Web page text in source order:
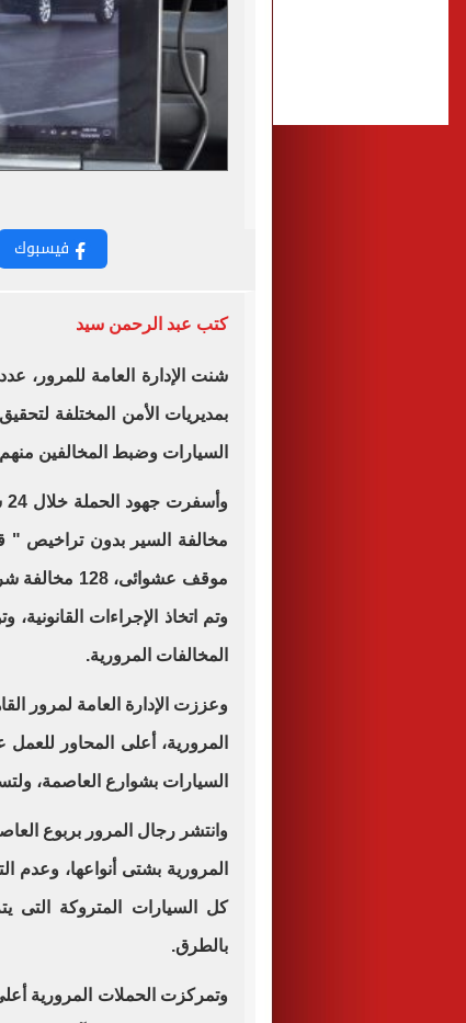
فيسبوك
كتب عبد الرحمن سيد
شنت الإدارة العامة للمرور،
بمديريات الأمن المختلفة
السيارات وضبط المخالفين
موقف
وتم اتخاذ الإجراءات
المخالفات المرورية.
وعززت الإدارة العامة لمرور
المرورية، أعلى المحاور
السيارات بشوارع العاصمة،
وانتشر رجال المرور بربوع
المرورية بشتى أنواعها، وعدم
كل السيارات المتروكة
بالطرق.
وتمركزت الحملات المرورية